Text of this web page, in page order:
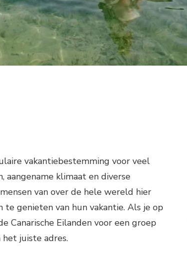
vakantiebestemming voor veel
aangename klimaat en diverse
van over de hele wereld hier
genieten van hun vakantie. Als je op
Canarische Eilanden voor een groep
het juiste adres.